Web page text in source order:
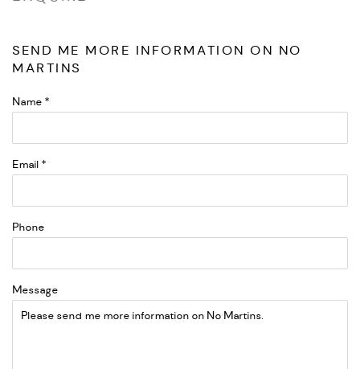
SEND ME MORE INFORMATION ON NO
MARTINS
Name *
Email *
Phone
Message